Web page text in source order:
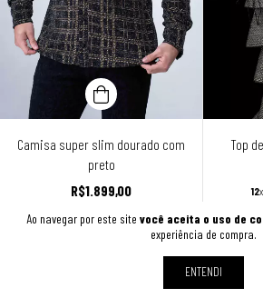
Ao navegar por este site você aceita o uso de
experiência de compra.
ENTENDI
Camisa super slim dourado com
preto
R$1.899,00
Top
12